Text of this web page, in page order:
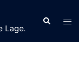
Lage.
Suche